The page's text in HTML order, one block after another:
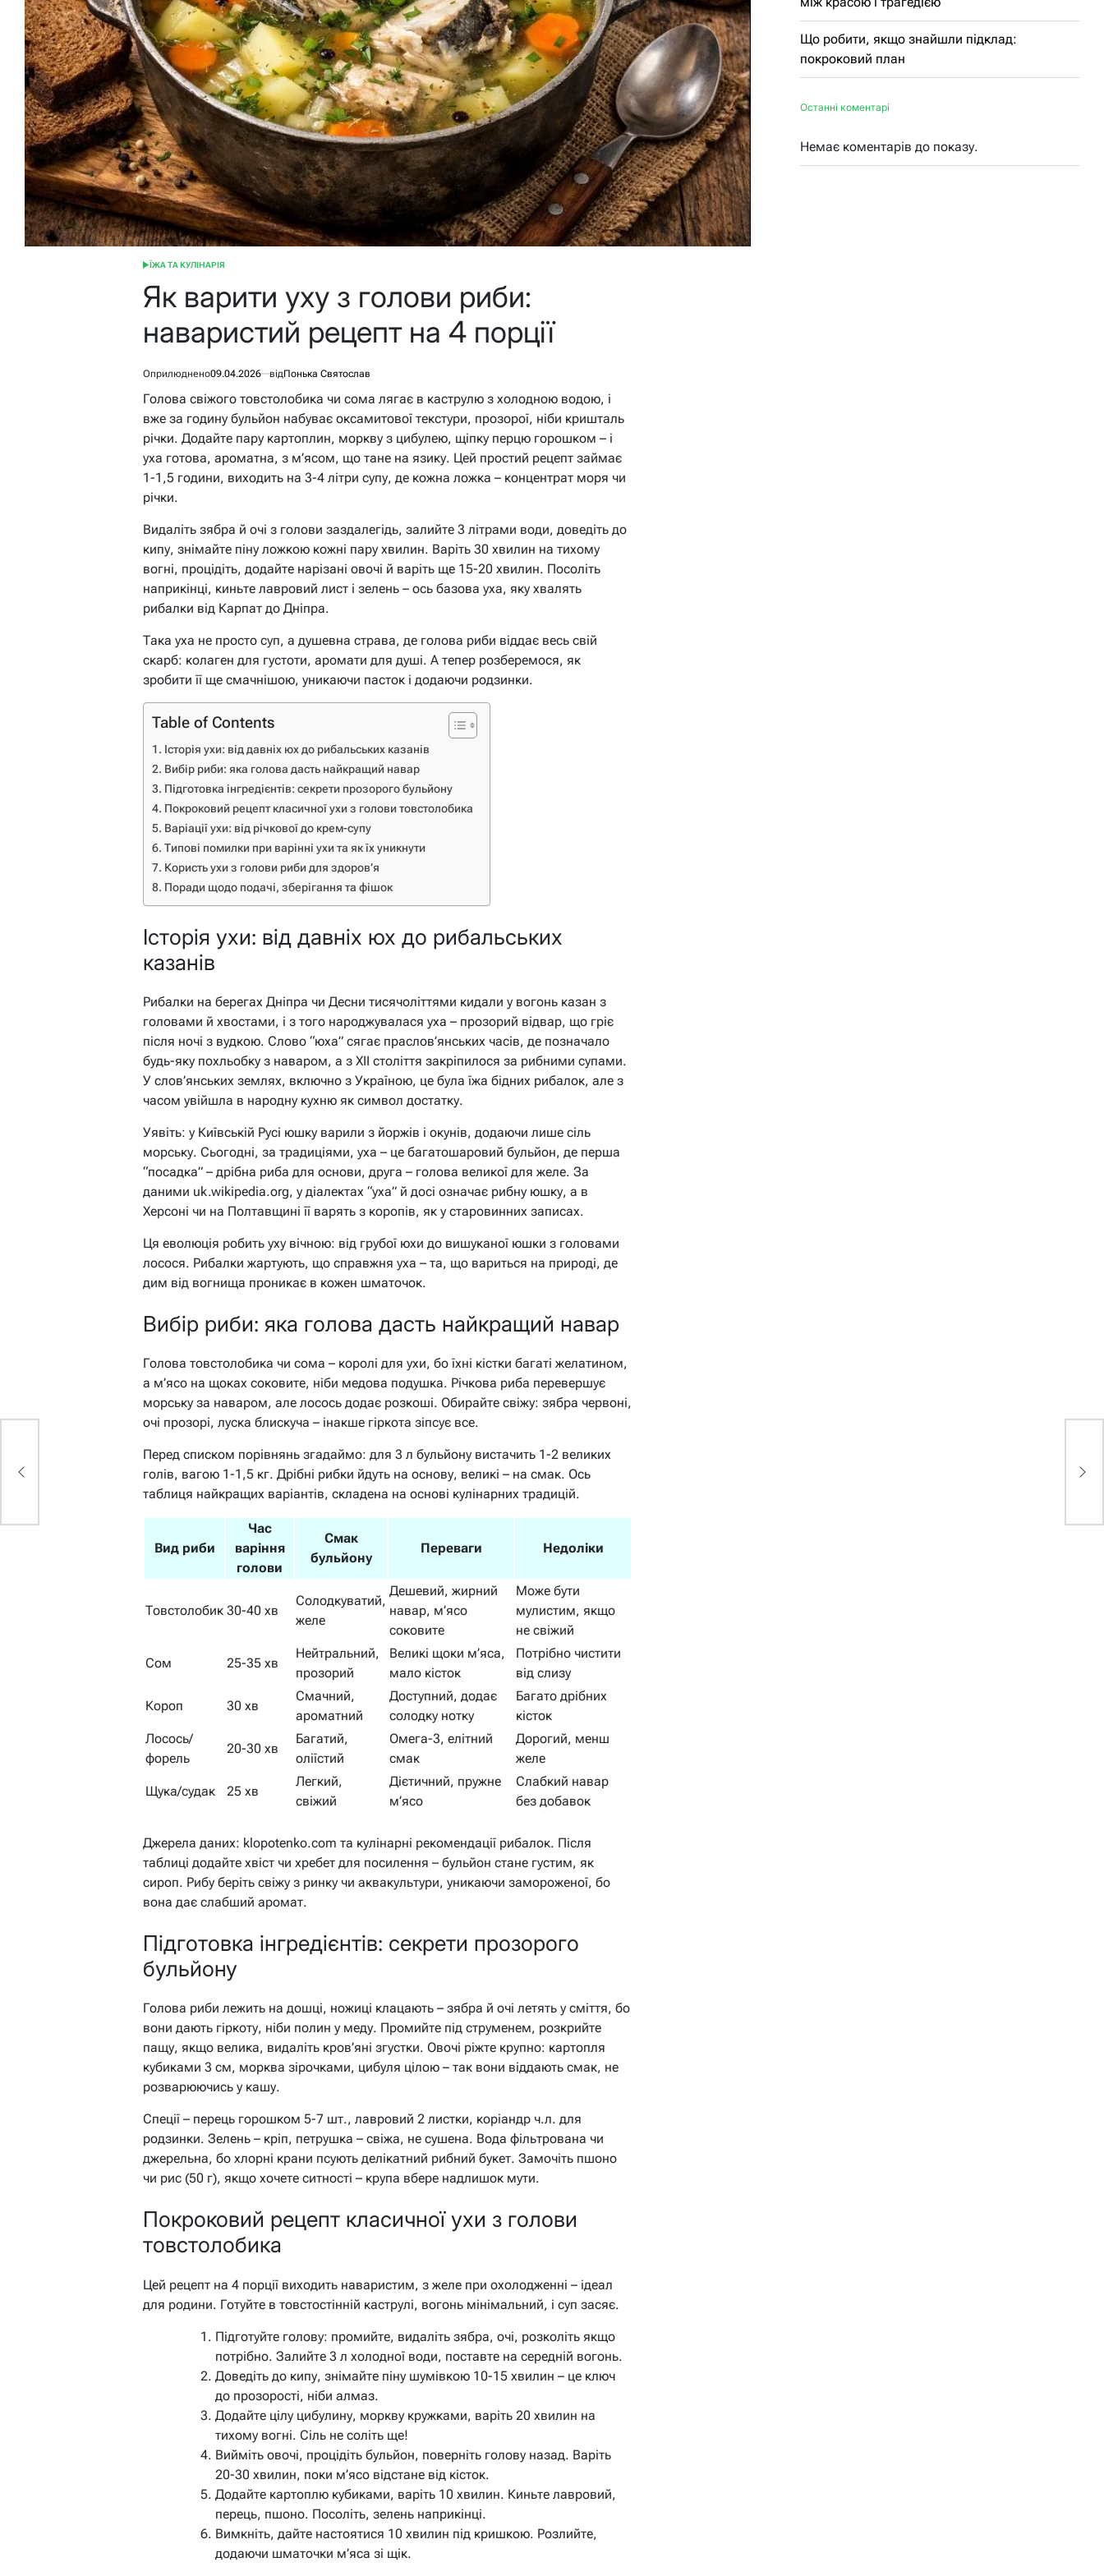
ОПУБЛІКУВАТИ
ЇЖА ТА КУЛІНАРІЯ
Як варити уху з голови риби:
наваристий рецепт на 4 порції
Оприлюднено09.04.2026 відПонька Святослав
Голова свіжого товстолобика чи сома лягає в каструлю з холодною водою, і
вже за годину бульйон набуває оксамитової текстури, прозорої, ніби кришталь
річки. Додайте пару картоплин, моркву з цибулею, щіпку перцю горошком – і
уха готова, ароматна, з м’ясом, що тане на язику. Цей простий рецепт займає
1-1,5 години, виходить на 3-4 літри супу, де кожна ложка – концентрат моря чи
річки.
Видаліть зябра й очі з голови заздалегідь, залийте 3 літрами води, доведіть до
кипу, знімайте піну ложкою кожні пару хвилин. Варіть 30 хвилин на тихому
вогні, процідіть, додайте нарізані овочі й варіть ще 15-20 хвилин. Посоліть
наприкінці, киньте лавровий лист і зелень – ось базова уха, яку хвалять
рибалки від Карпат до Дніпра.
Така уха не просто суп, а душевна страва, де голова риби віддає весь свій
скарб: колаген для густоти, аромати для душі. А тепер розберемося, як
зробити її ще смачнішою, уникаючи пасток і додаючи родзинки.
Table of Contents
Історія ухи: від давніх юх до рибальських казанів
Вибір риби: яка голова дасть найкращий навар
Підготовка інгредієнтів: секрети прозорого бульйону
Покроковий рецепт класичної ухи з голови товстолобика
Варіації ухи: від річкової до крем-супу
Типові помилки при варінні ухи та як їх уникнути
Користь ухи з голови риби для здоров’я
Поради щодо подачі, зберігання та фішок
Історія ухи: від давніх юх до рибальських
казанів
Рибалки на берегах Дніпра чи Десни тисячоліттями кидали у вогонь казан з
головами й хвостами, і з того народжувалася уха – прозорий відвар, що гріє
після ночі з вудкою. Слово “юха” сягає праслов’янських часів, де позначало
будь-яку похльобку з наваром, а з XII століття закріпилося за рибними супами.
У слов’янських землях, включно з Україною, це була їжа бідних рибалок, але з
часом увійшла в народну кухню як символ достатку.
Уявіть: у Київській Русі юшку варили з йоржів і окунів, додаючи лише сіль
морську. Сьогодні, за традиціями, уха – це багатошаровий бульйон, де перша
“посадка” – дрібна риба для основи, друга – голова великої для желе. За
даними uk.wikipedia.org, у діалектах “уха” й досі означає рибну юшку, а в
Херсоні чи на Полтавщині її варять з коропів, як у старовинних записах.
Ця еволюція робить уху вічною: від грубої юхи до вишуканої юшки з головами
лосося. Рибалки жартують, що справжня уха – та, що вариться на природі, де
дим від вогнища проникає в кожен шматочок.
Вибір риби: яка голова дасть найкращий навар
Голова товстолобика чи сома – королі для ухи, бо їхні кістки багаті желатином,
а м’ясо на щоках соковите, ніби медова подушка. Річкова риба перевершує
морську за наваром, але лосось додає розкоші. Обирайте свіжу: зябра червоні,
очі прозорі, луска блискуча – інакше гіркота зіпсує все.
Перед списком порівнянь згадаймо: для 3 л бульйону вистачить 1-2 великих
голів, вагою 1-1,5 кг. Дрібні рибки йдуть на основу, великі – на смак. Ось
таблиця найкращих варіантів, складена на основі кулінарних традицій.
Вид риби
Час
варіння
голови
Смак
бульйону
Переваги Недоліки
Товстолобик 30-40 хв
Солодкуватий,
желе
Дешевий, жирний
навар, м’ясо
соковите
Може бути
мулистим, якщо
не свіжий
Сом 25-35 хв
Нейтральний,
прозорий
Великі щоки м’яса,
мало кісток
Потрібно чистити
від слизу
Короп 30 хв
Смачний,
ароматний
Доступний, додає
солодку нотку
Багато дрібних
кісток
Лосось/
форель
20-30 хв
Багатий,
оліїстий
Омега-3, елітний
смак
Дорогий, менш
желе
Щука/судак 25 хв
Легкий,
свіжий
Дієтичний, пружне
м’ясо
Слабкий навар
без добавок
Джерела даних: klopotenko.com та кулінарні рекомендації рибалок. Після
таблиці додайте хвіст чи хребет для посилення – бульйон стане густим, як
сироп. Рибу беріть свіжу з ринку чи аквакультури, уникаючи замороженої, бо
вона дає слабший аромат.
Підготовка інгредієнтів: секрети прозорого
бульйону
Голова риби лежить на дошці, ножиці клацають – зябра й очі летять у сміття, бо
вони дають гіркоту, ніби полин у меду. Промийте під струменем, розкрийте
пащу, якщо велика, видаліть кров’яні згустки. Овочі ріжте крупно: картопля
кубиками 3 см, морква зірочками, цибуля цілою – так вони віддають смак, не
розварюючись у кашу.
Спеції – перець горошком 5-7 шт., лавровий 2 листки, коріандр ч.л. для
родзинки. Зелень – кріп, петрушка – свіжа, не сушена. Вода фільтрована чи
джерельна, бо хлорні крани псують делікатний рибний букет. Замочіть пшоно
чи рис (50 г), якщо хочете ситності – крупа вбере надлишок мути.
Покроковий рецепт класичної ухи з голови
товстолобика
Цей рецепт на 4 порції виходить наваристим, з желе при охолодженні – ідеал
для родини. Готуйте в товстостінній каструлі, вогонь мінімальний, і суп засяє.
Підготуйте голову: промийте, видаліть зябра, очі, розколіть якщо
потрібно. Залийте 3 л холодної води, поставте на середній вогонь.
Доведіть до кипу, знімайте піну шумівкою 10-15 хвилин – це ключ
до прозорості, ніби алмаз.
Додайте цілу цибулину, моркву кружками, варіть 20 хвилин на
тихому вогні. Сіль не соліть ще!
Вийміть овочі, процідіть бульйон, поверніть голову назад. Варіть
20-30 хвилин, поки м’ясо відстане від кісток.
Додайте картоплю кубиками, варіть 10 хвилин. Киньте лавровий,
перець, пшоно. Посоліть, зелень наприкінці.
Вимкніть, дайте настоятися 10 хвилин під кришкою. Розлийте,
додаючи шматочки м’яса зі щік.
Що робити, якщо знайшли підклад:
покроковий план
Останні коментарі
Немає коментарів до показу.